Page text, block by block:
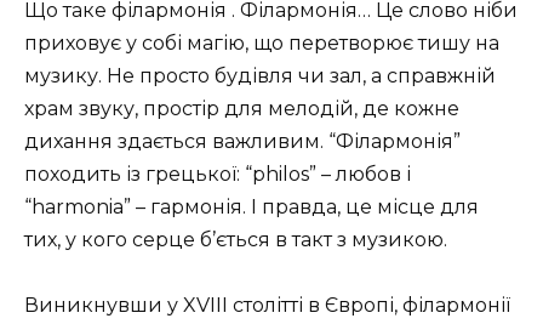
Що таке філармонія . Філармонія… Це слово ніби
приховує у собі магію, що перетворює тишу на
музику. Не просто будівля чи зал, а справжній
храм звуку, простір для мелодій, де кожне
дихання здається важливим. “Філармонія”
походить із грецької: “philos” – любов і
“harmonia” – гармонія. І правда, це місце для
тих, у кого серце б’ється в такт з музикою.
Виникнувши у XVIII столітті в Європі, філармонії